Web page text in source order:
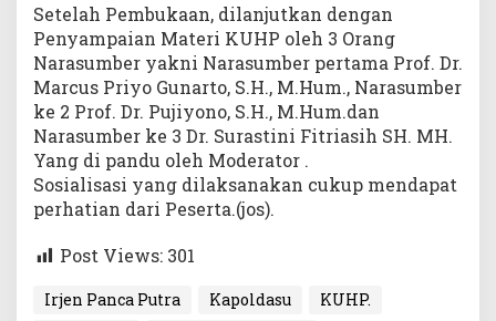
d
a
n
F
H
U
U
Setelah Pembukaan, dilanjutkan dengan
Penyampaian Materi KUHP oleh 3 Orang
Narasumber yakni Narasumber pertama Prof. Dr.
Marcus Priyo Gunarto, S.H., M.Hum., Narasumber
ke 2 Prof. Dr. Pujiyono, S.H., M.Hum.dan
Narasumber ke 3 Dr. Surastini Fitriasih SH. MH.
Yang di pandu oleh Moderator .
Sosialisasi yang dilaksanakan cukup mendapat
perhatian dari Peserta.(jos).
Post Views: 301
Irjen Panca Putra Kapoldasu
KUHP.